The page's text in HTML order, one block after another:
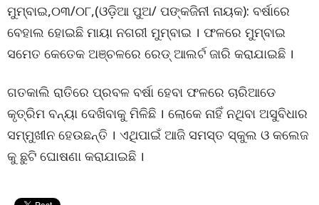
ମୁମ୍ବାଇ,୦୩/୦୮,(ଓଡ଼ିଆ ପୁଅ/ ପଙ୍କଜିନୀ ନାୟକ): ବର୍ଷାରେ
ବେହାଲ ହୋଇଛି ମାୟା ନଗରୀ ମୁମ୍ବାଇ । ଫଳରେ ମୁମ୍ବାଇ
ସମେତ କେତେକ ଅଞ୍ଚଳରେ ରେଡ୍ ଆଲର୍ଟ ଜାରି କରାଯାଇଛି ।
ଗତକାଲି ରାତିରେ ପ୍ରବଳ ବର୍ଷା ହେବା ଫଳରେ ଚାରିଆଡେ
କୃତ୍ରିମ ବନ୍ୟା ଦେଖିବାକୁ ମିଳିଛି । ଲୋକେ ନାହିଁ ନଥିବା ଅସୁବିଧାର
ସମ୍ମୁଖୀନ ହେଉଛନ୍ତି । ଏଥିପାଇଁ ଆଜି ସମସ୍ତ ସ୍କୁଲ ଓ କଲେଜ
କୁ ଛୁଟି ଘୋଷଣା କରାଯାଇଛି ।